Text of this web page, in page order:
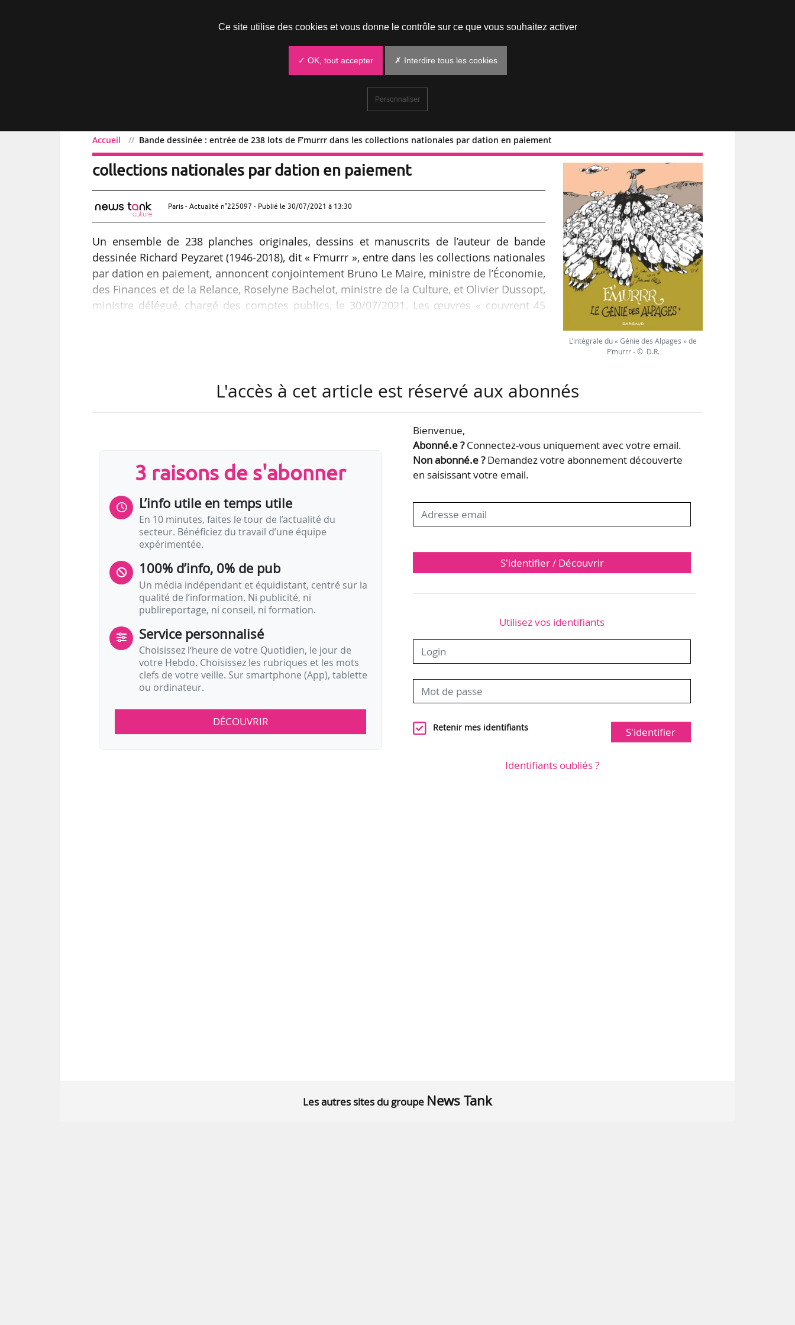
Accueil Bande dessinée : entrée de 238 lots de F’murrr dans les collections nationales par dation en paiement
Bande dessinée : entrée de 238 lots de F’murrr dans les
collections nationales par dation en paiement
Paris - Actualité n°225097 - Publié le 30/07/2021 à 13:30
Un ensemble de 238 planches originales, dessins et manuscrits de l’auteur de bande
dessinée Richard Peyzaret (1946-2018), dit « F’murrr », entre dans les collections nationales
par dation en paiement, annoncent conjointement Bruno Le Maire, ministre de l’Économie,
des Finances et de la Relance, Roselyne Bachelot, ministre de la Culture, et Olivier Dussopt,
ministre délégué, chargé des comptes publics, le 30/07/2021. Les œuvres « couvrent 45
Les œuvres seront affectées à la Bibliothèque nationale de France et…
L’intégrale du « Génie des Alpages » de
F’murrr - © D.R.
L'accès à cet article est réservé aux abonnés
3 raisons de s'abonner
L’info utile en temps utile
En 10 minutes, faites le tour de l’actualité du
secteur. Bénéficiez du travail d’une équipe
expérimentée.
100% d’info, 0% de pub
Un média indépendant et équidistant, centré sur la
qualité de l’information. Ni publicité, ni
publireportage, ni conseil, ni formation.
Service personnalisé
Choisissez l‘heure de votre Quotidien, le jour de
votre Hebdo. Choisissez les rubriques et les mots
clefs de votre veille. Sur smartphone (App), tablette
ou ordinateur.
DÉCOUVRIR
Bienvenue,
Abonné.e ?Connectez-vous uniquement avec votre email.
Non abonné.e ?Demandez votre abonnement découverte
en saisissant votre email.
S'identifier / Découvrir
Utilisez vos identifiants
Retenir mes identifiants S'identifier
Identifiants oubliés ?
Les autres sites du groupe News Tank
Ce site utilise des cookies et vous donne le contrôle sur ce que vous souhaitez activer
✓ OK, tout accepter ✗ Interdire tous les cookies
Personnaliser